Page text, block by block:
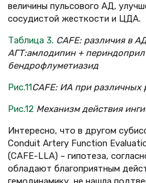
величины пульсового АД,
сосудистой жесткости и ЦДА.
Таблица 3. CAFЕ: различия в
АГТ:амлодипин +
бендрофлуметиазид
Рис.11CAFЕ: ИА при различных
Рис.12 Механизм действия
Интересно, что в другом
Conduit Artery Function
(CAFЕ-LLA) – гипотеза,
обладают благоприятным